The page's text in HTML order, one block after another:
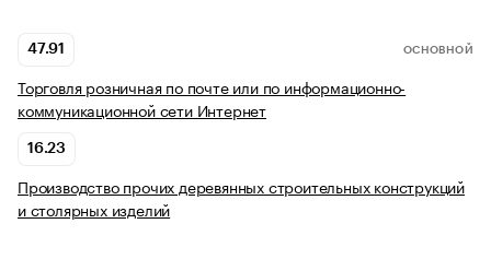
47.91 ОСНОВНОЙ
Торговля розничная по почте или по информационно-
коммуникационной сети Интернет
16.23
Производство прочих деревянных строительных конструкций
и столярных изделий